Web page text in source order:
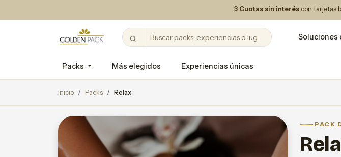
3 Cuotas sin interés con tarjetas
Soluciones
Packs Más elegidos Experiencias únicas
Inicio Packs Relax
PACK